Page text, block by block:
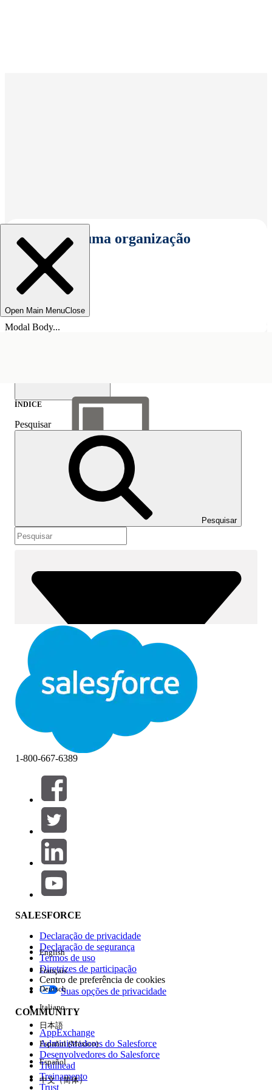
Selecionar uma organização
Open Main MenuClose
Modal Body...
Mostrar índice
Índice
ÍNDICE
Pesquisar
Pesquisar
Filtros (0)
SELECIONAR FILTROS
Área de produtos
Impacto do recurso
Edição
Experiência
1-800-667-6389
SALESFORCE
Declaração de privacidade
Declaração de segurança
Termos de uso
Diretrizes de participação
Centro de preferência de cookies
Suas opções de privacidade
COMMUNITY
AppExchange
Administradores do Salesforce
Desenvolvedores do Salesforce
Trailhead
Treinamento
Trust
English
Français
Deutsch
Italiano
日本語
Español (México)
Español
中文（简体）